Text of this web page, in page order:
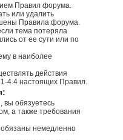
Правил форума.
или удалить
Правила форума.
тема потеряла
от ее сути или по
в наиболее
действия
4.4 настоящих Правил.
вы обязуетесь
а также требования
немедленно